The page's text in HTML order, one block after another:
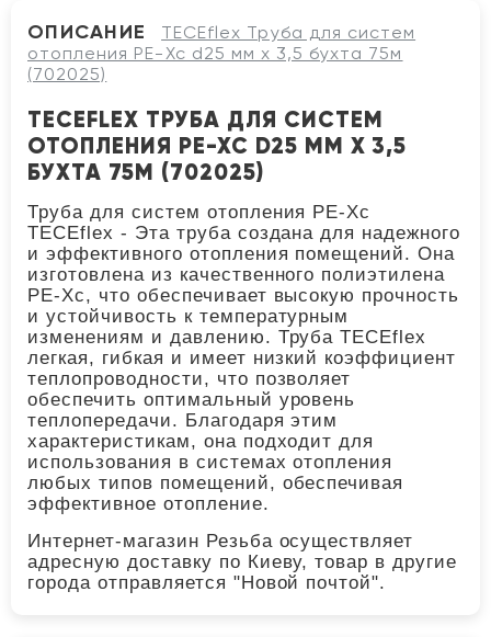
ОПИСАНИЕ
TECEflex Труба для систем
отопления PE-Xc d25 мм х 3,5 бухта 75м
(702025)
TECEFLEX ТРУБА ДЛЯ СИСТЕМ
ОТОПЛЕНИЯ PE-XC D25 ММ Х 3,5
БУХТА 75М (702025)
Труба для систем отопления PE-Xc
TECEflex - Эта труба создана для надежного
и эффективного отопления помещений. Она
изготовлена из качественного полиэтилена
PE-Xc, что обеспечивает высокую прочность
и устойчивость к температурным
изменениям и давлению. Труба TECEflex
легкая, гибкая и имеет низкий коэффициент
теплопроводности, что позволяет
обеспечить оптимальный уровень
теплопередачи. Благодаря этим
характеристикам, она подходит для
использования в системах отопления
любых типов помещений, обеспечивая
эффективное отопление.
Интернет-магазин Резьба осуществляет
адресную доставку по Киеву, товар в другие
города отправляется "Новой почтой".